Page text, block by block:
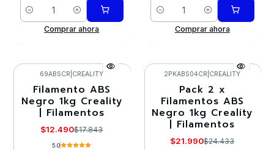
Cantidad
Comprar ahora
Cantidad
Comprar ahora
-30%
Agotado
69ABSCR CREALITY
Filamento ABS
Negro 1kg Creality
| Filamentos
$12.490$17.843
5.0
2PKABS04CR CREALITY
Pack 2 x
Filamentos ABS
Negro 1kg Creality
| Filamentos
$21.990$24.433